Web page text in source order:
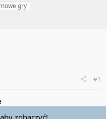
gry
#1
aby zobaczyć!